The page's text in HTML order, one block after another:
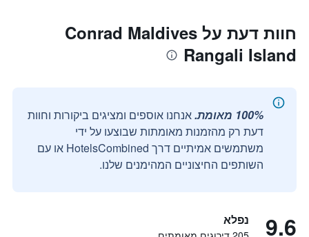
חוות דעת על Conrad Maldives
Rangali Island
100% מאומת.
אנחנו אוספים ומציגים ביקורות וחוות
דעת רק מהזמנות מאומתות שבוצעו על ידי
משתמשים אמיתיים דרך HotelsCombined או עם
השותפים החיצוניים המהימנים שלנו.
9.6 נפלא